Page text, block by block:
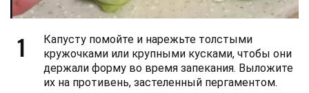
1
Капусту помойте и нарежьте толстыми
кружочками или крупными кусками, чтобы они
держали форму во время запекания. Выложите
их на противень, застеленный пергаментом.